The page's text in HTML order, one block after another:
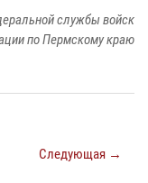
службы войск
по Пермскому краю
Следующая →